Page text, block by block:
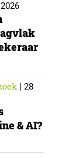
| 28
& AI?